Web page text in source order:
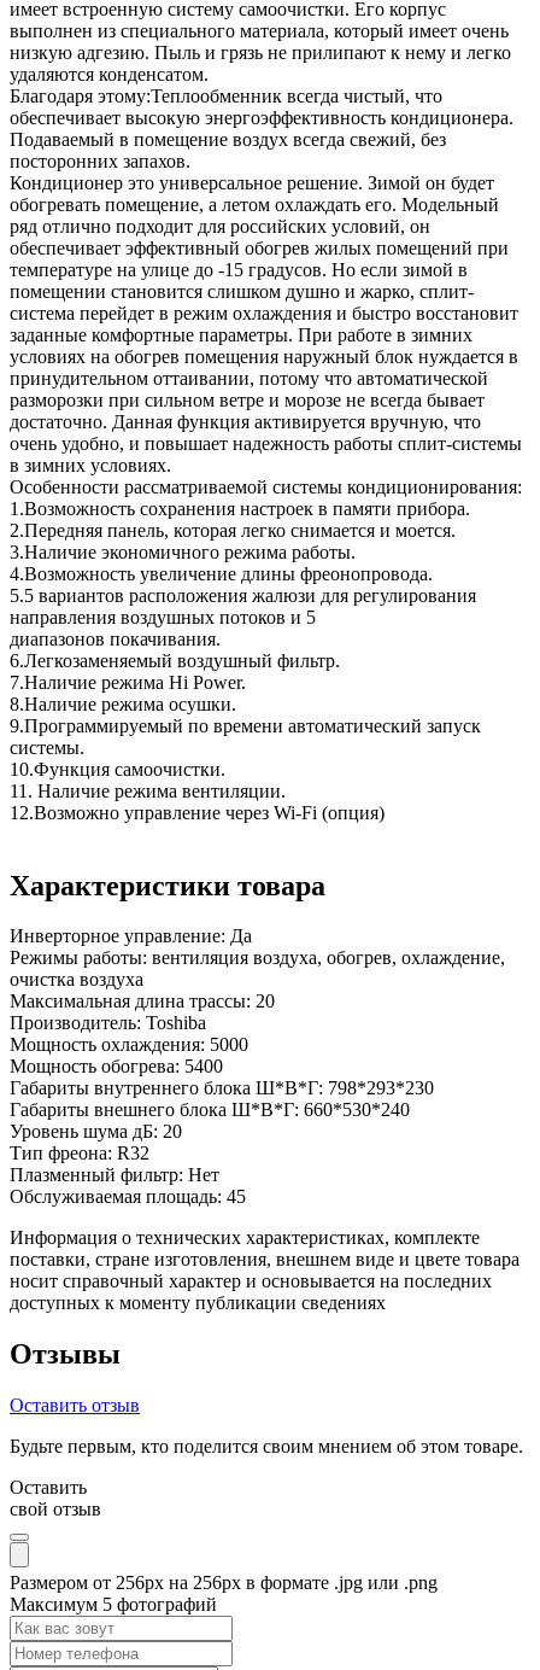
имеет встроенную систему самоочистки. Его корпус
выполнен из специального материала, который имеет очень
низкую адгезию. Пыль и грязь не прилипают к нему и легко
удаляются конденсатом.
Благодаря этому:Теплообменник всегда чистый, что
обеспечивает высокую энергоэффективность кондиционера.
Подаваемый в помещение воздух всегда свежий, без
посторонних запахов.
Кондиционер это универсальное решение. Зимой он будет
обогревать помещение, а летом охлаждать его. Модельный
ряд отлично подходит для российских условий, он
обеспечивает эффективный обогрев жилых помещений при
температуре на улице до -15 градусов. Но если зимой в
помещении становится слишком душно и жарко, сплит-
система перейдет в режим охлаждения и быстро восстановит
заданные комфортные параметры. При работе в зимних
условиях на обогрев помещения наружный блок нуждается в
принудительном оттаивании, потому что автоматической
разморозки при сильном ветре и морозе не всегда бывает
достаточно. Данная функция активируется вручную, что
очень удобно, и повышает надежность работы сплит-системы
в зимних условиях.
Особенности рассматриваемой системы кондиционирования:
1.Возможность сохранения настроек в памяти прибора.
2.Передняя панель, которая легко снимается и моется.
3.Наличие экономичного режима работы.
4.Возможность увеличение длины фреонопровода.
5.5 вариантов расположения жалюзи для регулирования
направления воздушных потоков и 5
диапазонов покачивания.
6.Легкозаменяемый воздушный фильтр.
7.Наличие режима Hi Power.
8.Наличие режима осушки.
9.Программируемый по времени автоматический запуск
системы.
10.Функция самоочистки.
11. Наличие режима вентиляции.
12.Возможно управление через Wi-Fi (опция)
Характеристики товара
Инверторное управление: Да
Режимы работы: вентиляция воздуха, обогрев, охлаждение,
очистка воздуха
Максимальная длина трассы: 20
Производитель: Toshiba
Мощность охлаждения: 5000
Мощность обогрева: 5400
Габариты внутреннего блока Ш*В*Г: 798*293*230
Габариты внешнего блока Ш*В*Г: 660*530*240
Уровень шума дБ: 20
Тип фреона: R32
Плазменный фильтр: Нет
Обслуживаемая площадь: 45
Информация о технических характеристиках, комплекте
поставки, стране изготовления, внешнем виде и цвете товара
носит справочный характер и основывается на последних
доступных к моменту публикации сведениях
Отзывы
Оставить отзыв
Будьте первым, кто поделится своим мнением об этом товаре.
Оставить
свой отзыв
Размером от 256px на 256px в формате .jpg или .png
Максимум 5 фотографий